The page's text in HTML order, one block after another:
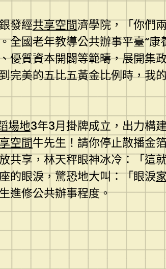
發經共享空間濟學院，「你們
全國老年教導公共辦事平臺“康
優質資本開闢等範疇，展開集
完美的五比五黃金比例時，我
場地3年3月掛牌成立，出力構
空間牛先生！請你停止散播金
共享，林天秤眼神冰冷：「這
的眼淚，驚恐地大叫：「眼淚
進修公共辦事程度。